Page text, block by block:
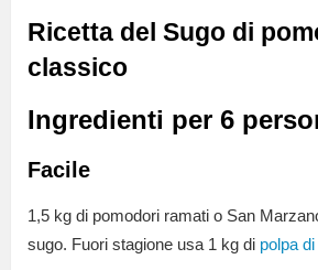
Ricetta del Sugo di
classico
Ingredienti per 6
Facile
1,5 kg di pomodori ramati o San
sugo. Fuori stagione usa 1 kg di polpa